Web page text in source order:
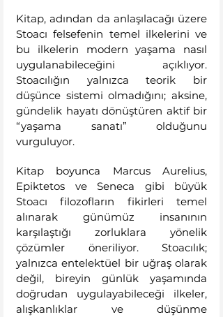
Kitap, adından da anlaşılacağı üzere
Stoacı felsefenin temel ilkelerini ve
bu ilkelerin modern yaşama nasıl
uygulanabileceğini açıklıyor.
Stoacılığın yalnızca teorik bir
düşünce sistemi olmadığını; aksine,
gündelik hayatı dönüştüren aktif bir
“yaşama sanatı” olduğunu
vurguluyor.
Kitap boyunca Marcus Aurelius,
Epiktetos ve Seneca gibi büyük
Stoacı filozofların fikirleri temel
alınarak günümüz insanının
karşılaştığı zorluklara yönelik
çözümler öneriliyor. Stoacılık;
yalnızca entelektüel bir uğraş olarak
değil, bireyin günlük yaşamında
doğrudan uygulayabileceği ilkeler,
alışkanlıklar ve düşünme